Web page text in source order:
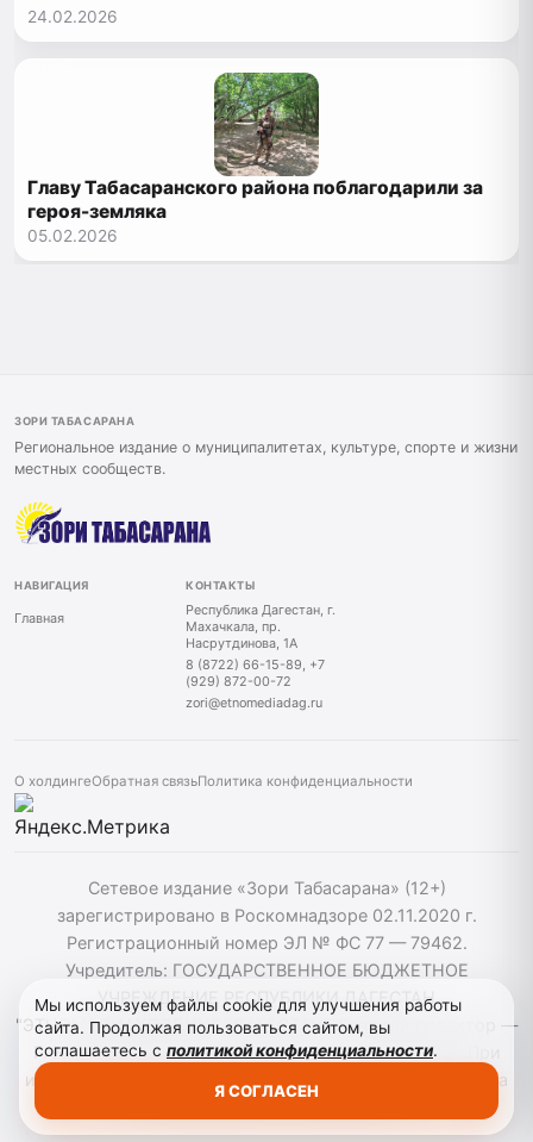
24.02.2026
Главу Табасаранского района поблагодарили за
героя-земляка
05.02.2026
ЗОРИ ТАБАСАРАНА
Региональное издание о муниципалитетах, культуре, спорте и жизни
местных сообществ.
НАВИГАЦИЯ
Главная
КОНТАКТЫ
Республика Дагестан, г.
Махачкала, пр.
Насрутдинова, 1А
8 (8722) 66-15-89, +7
(929) 872-00-72
zori@etnomediadag.ru
О холдингеОбратная связьПолитика конфиденциальности
Сетевое издание «Зори Табасарана» (12+)
зарегистрировано в Роскомнадзоре 02.11.2020 г.
Регистрационный номер ЭЛ № ФС 77 — 79462.
Учредитель: ГОСУДАРСТВЕННОЕ БЮДЖЕТНОЕ
УЧРЕЖДЕНИЕ РЕСПУБЛИКИ ДАГЕСТАН
"ЭТНОМЕДИАХОЛДИНГ "ДАГЕСТАН". Главный редактор —
Г. Н. Маллалиев, Телефон редакции: 88722661589. При
использовании материалов сайта активная гиперссылка
Мы используем файлы cookie для улучшения работы
сайта. Продолжая пользоваться сайтом, вы
соглашаетесь с политикой конфиденциальности.
Я СОГЛАСЕН